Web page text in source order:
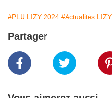
#PLU LIZY 2024 #Actualités LIZY
Partager